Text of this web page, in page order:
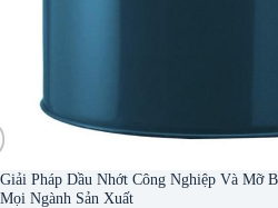
Giải Pháp Dầu Nhớt Công Nghiệp Và Mỡ
Mọi Ngành Sản Xuất